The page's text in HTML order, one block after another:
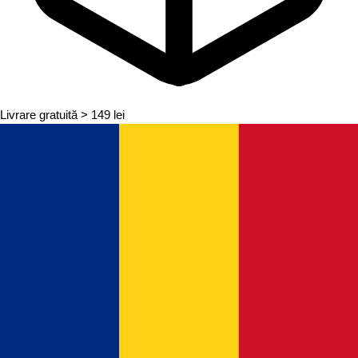
Livrare gratuită > 149 lei